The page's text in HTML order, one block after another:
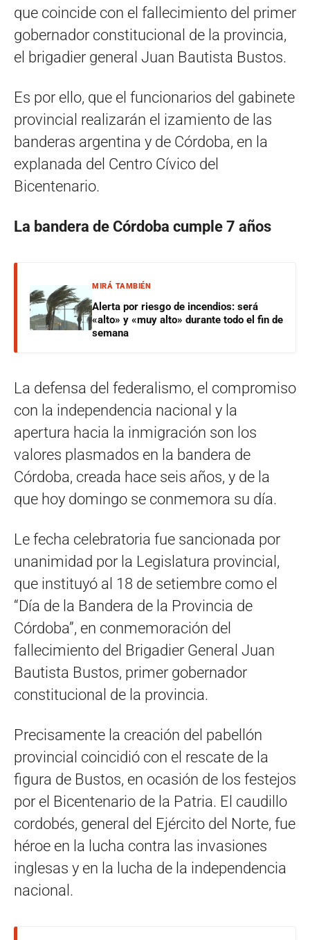
que coincide con el fallecimiento del primer
gobernador constitucional de la provincia,
el brigadier general Juan Bautista Bustos.
Es por ello, que el funcionarios del gabinete
provincial realizarán el izamiento de las
banderas argentina y de Córdoba, en la
explanada del Centro Cívico del
Bicentenario.
La bandera de Córdoba cumple 7 años
MIRÁ TAMBIÉN
Alerta por riesgo de incendios: será
«alto» y «muy alto» durante todo el fin de
semana
La defensa del federalismo, el compromiso
con la independencia nacional y la
apertura hacia la inmigración son los
valores plasmados en la bandera de
Córdoba, creada hace seis años, y de la
que hoy domingo se conmemora su día.
Le fecha celebratoria fue sancionada por
unanimidad por la Legislatura provincial,
que instituyó al 18 de setiembre como el
“Día de la Bandera de la Provincia de
Córdoba”, en conmemoración del
fallecimiento del Brigadier General Juan
Bautista Bustos, primer gobernador
constitucional de la provincia.
Precisamente la creación del pabellón
provincial coincidió con el rescate de la
figura de Bustos, en ocasión de los festejos
por el Bicentenario de la Patria. El caudillo
cordobés, general del Ejército del Norte, fue
héroe en la lucha contra las invasiones
inglesas y en la lucha de la independencia
nacional.